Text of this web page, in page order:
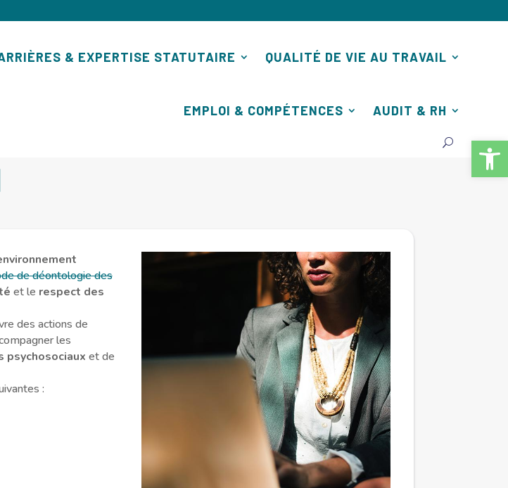
& EXPERTISE STATUTAIRE QUALITÉ DE VIE AU TRAVAIL
EMPLOI & COMPÉTENCES AUDIT & RH
de déontologie des
et le respect des
des actions de
les
psychosociaux et de
: